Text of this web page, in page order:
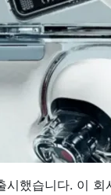
했습니다. 이